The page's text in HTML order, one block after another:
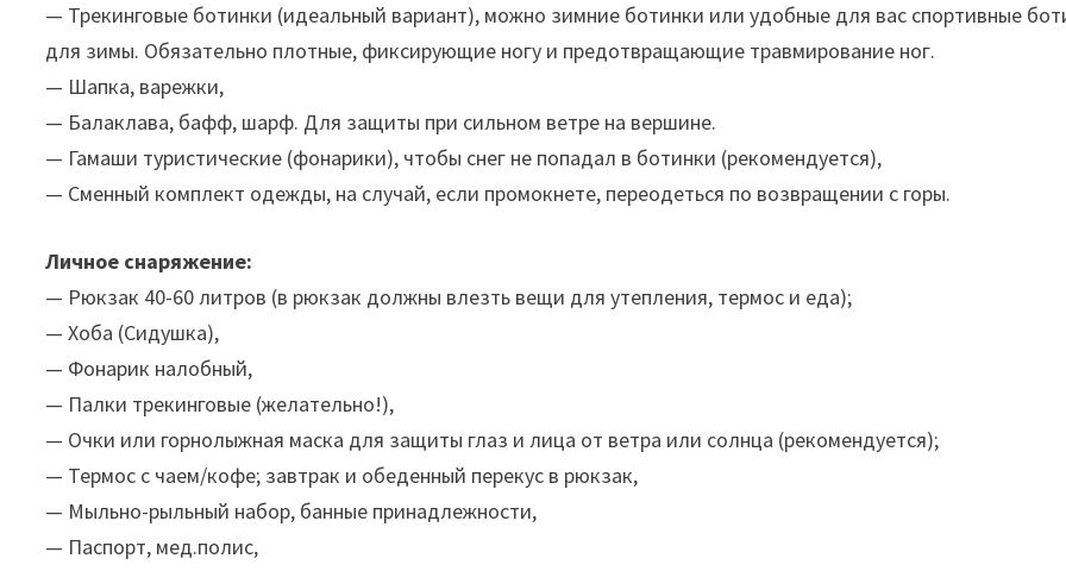
— Трекинговые ботинки (идеальный вариант), можно зимние ботинки или удобные для вас спортивные
для зимы. Обязательно плотные, фиксирующие ногу и предотвращающие травмирование ног.
— Шапка, варежки,
— Балаклава, бафф, шарф. Для защиты при сильном ветре на вершине.
— Гамаши туристические (фонарики), чтобы снег не попадал в ботинки (рекомендуется),
— Сменный комплект одежды, на случай, если промокнете, переодеться по возвращении с горы.
Личное снаряжение:
— Рюкзак 40-60 литров (в рюкзак должны влезть вещи для утепления, термос и еда);
— Хоба (Сидушка),
— Фонарик налобный,
— Палки трекинговые (желательно!),
— Очки или горнолыжная маска для защиты глаз и лица от ветра или солнца (рекомендуется);
— Термос с чаем/кофе; завтрак и обеденный перекус в рюкзак,
— Мыльно-рыльный набор, банные принадлежности,
— Паспорт, мед.полис,